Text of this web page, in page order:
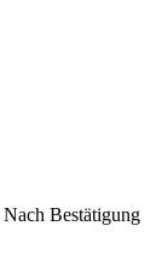
Nach Bestätigung